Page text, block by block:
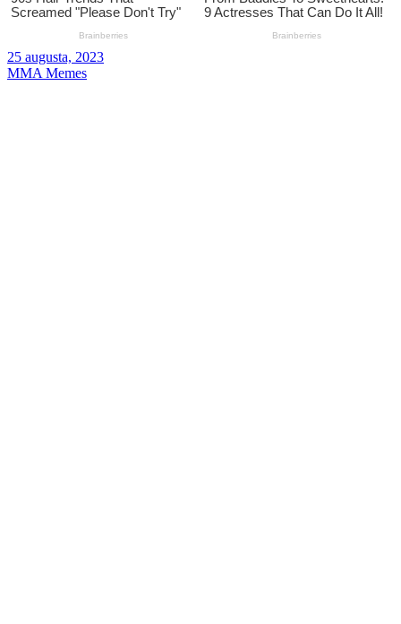
25 augusta, 2023
MMA Memes